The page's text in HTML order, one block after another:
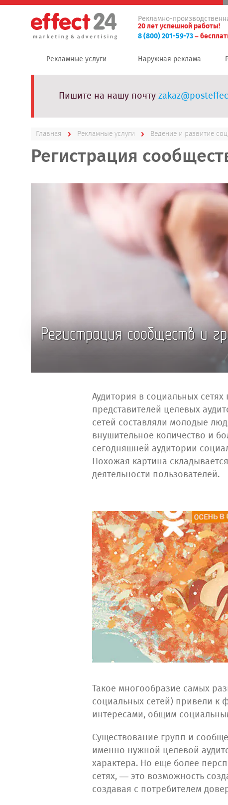
Рекламно-
20 лет успешной работы!
8 (800) 201-59-73–
Рекламные услуги Наружная реклама
Пишите на нашу почту
Главная Рекламные услуги Ведение и развитие
Регистрация
Регистрация сообществ и
Аудитория в социальных
представителей целевых
сетей составляли молодые
внушительное количество и
сегодняшней аудитории
Похожая картина
деятельности пользователей.
Такое многообразие самых
социальных сетей) привели
интересами, общим
Существование групп и
именно нужной целевой
характера. Но еще более
сетях, — это возможность
создавая с потребителем